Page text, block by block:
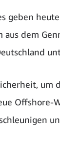
geben
dem
um
Offshore-